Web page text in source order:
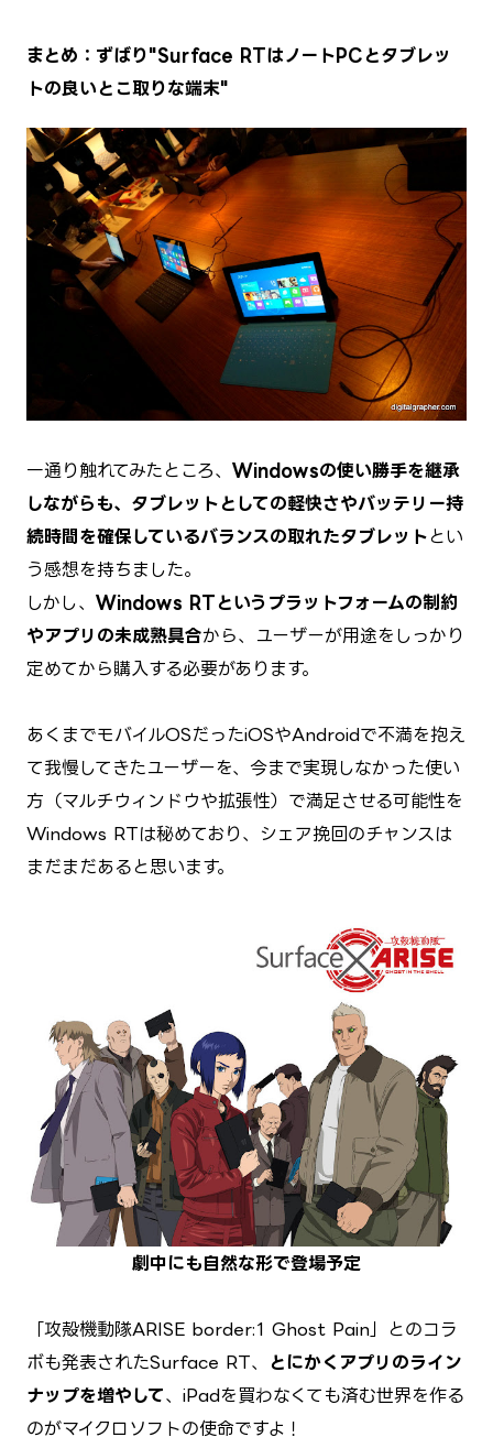
まとめ：ずばり"Surface RTはノートPCとタブレッ
トの良いとこ取りな端末"
一通り触れてみたところ、 Windowsの使い勝手を継承
しながらも、タブレットとしての軽快さやバッテリー持
続時間を確保しているバランスの取れたタブレットとい
う感想を持ちました。
しかし、 Windows RTというプラットフォームの制約
やアプリの未成熟具合から、ユーザーが用途をしっかり
定めてから購入する必要があります。
あくまでモバイルOSだったiOSやAndroidで不満を抱え
て我慢してきたユーザーを、今まで実現しなかった使い
方（マルチウィンドウや拡張性）で満足させる可能性を
Windows RTは秘めており、シェア挽回のチャンスは
まだまだあると思います。
劇中にも自然な形で登場予定
「攻殻機動隊ARISE border:1 Ghost Pain」とのコラ
ボも発表されたSurface RT、
とにかくアプリのライン
ナップを増やして、iPadを買わなくても済む世界を作る
のがマイクロソフトの使命ですよ！